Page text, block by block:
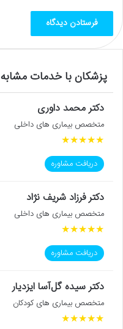
پزشکان با خدمات مشابه
دکتر محمد داوری
متخصص بیماری های داخلی
★
★
★
★
★
دریافت مشاوره
دکتر فرزاد شریف نژاد
متخصص بیماری های داخلی
★
★
★
★
★
دریافت مشاوره
دکتر سیده گل‌آسا ایزدیار
متخصص بیماری های کودکان
★
★
★
★
★